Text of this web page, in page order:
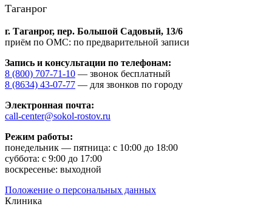
Таганрог
г. Таганрог, пер. Большой Садовый, 13/6
приём по ОМС: по предварительной записи
Запись и консультации по телефонам:
8 (800) 707-71-10 — звонок бесплатный
8 (8634) 43-07-77 — для звонков по городу
Электронная почта:
call-center@sokol-rostov.ru
Режим работы:
понедельник — пятница: с 10:00 до 18:00
суббота: с 9:00 до 17:00
воскресенье: выходной
Положение о персональных данных
Клиника